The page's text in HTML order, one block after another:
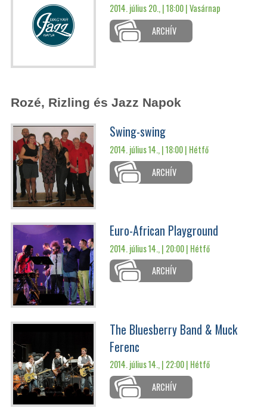
2014. július 20., | 18:00 |Vasárnap
ARCHÍV
Rozé, Rizling és Jazz Napok
Swing-swing
2014. július 14., | 18:00 | Hétfő
ARCHÍV
Euro-African Playground
2014. július 14., | 20:00 | Hétfő
ARCHÍV
The Bluesberry Band & Muck
Ferenc
2014. július 14., | 22:00 | Hétfő
ARCHÍV